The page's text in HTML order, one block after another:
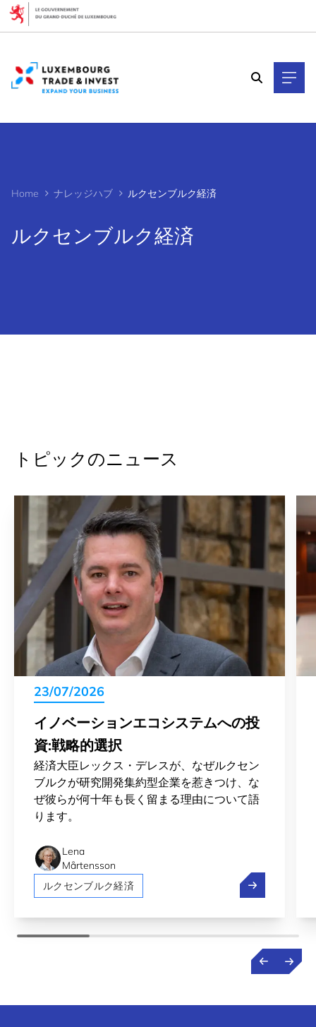
Home ナレッジハブ ルクセンブルク経済
ルクセンブルク経済
トピックのニュース
23/07/2026
イノベーションエコシステムへの投
資:戦略的選択
経済大臣レックス・デレスが、なぜルクセン
ブルクが研究開発集約型企業を惹きつけ、な
ぜ彼らが何十年も長く留まる理由について語
ります。
Lena
Mårtensson
ルクセンブルク経済
イノベーショ
Cookies management panel